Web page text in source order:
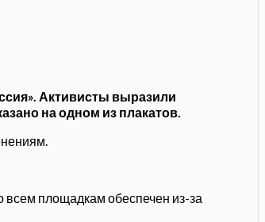
Активисты выразили
на одном из плакатов.
всем площадкам обеспечен из-за